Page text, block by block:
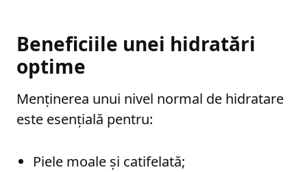
Beneficiile unei hidratări
optime
Menținerea unui nivel normal de hidratare
este esențială pentru:
Piele moale și catifelată;